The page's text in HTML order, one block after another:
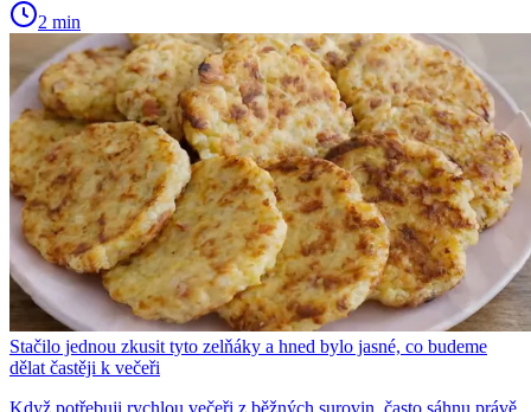
2 min
Stačilo jednou zkusit tyto zelňáky a hned bylo jasné, co budeme
dělat častěji k večeři
Když potřebuji rychlou večeři z běžných surovin, často sáhnu právě